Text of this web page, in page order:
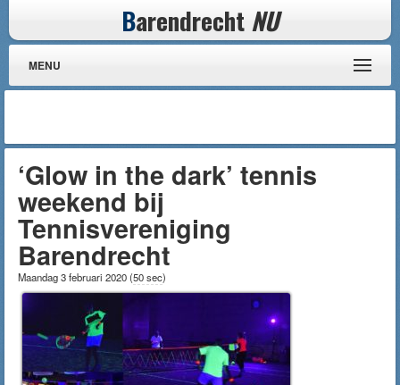
Barendrecht NU
MENU
‘Glow in the dark’ tennis
weekend bij
Tennisvereniging
Barendrecht
Maandag 3 februari 2020(50 sec)